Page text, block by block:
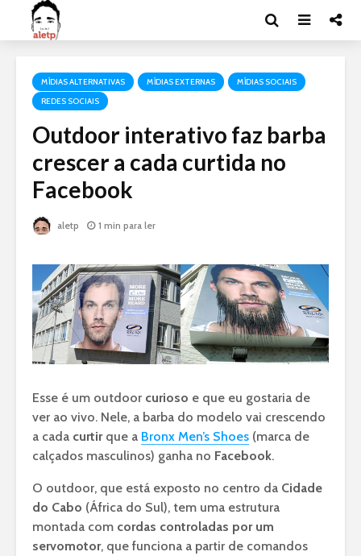
MÍDIAS ALTERNATIVAS MÍDIAS EXTERNAS
MÍDIAS SOCIAIS
REDES SOCIAIS
Outdoor interativo faz barba
crescer a cada curtida no
Facebook
aletp 1 min para ler
Esse é um outdoor curioso e que eu gostaria de
ver ao vivo. Nele, a barba do modelo vai crescendo
a cada curtirque a Bronx Men’s Shoes (marca de
calçados masculinos) ganha no Facebook.
O outdoor, que está exposto no centro da Cidade
do Cabo (África do Sul), tem uma estrutura
montada com cordas controladas por um
servomotor, que funciona a partir de comandos